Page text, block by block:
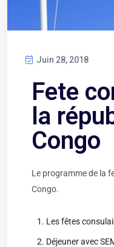
Juin 28, 2018
Fete
la
Congo
Le programme de la
Congo.
Les fêtes
Déjeuner avec